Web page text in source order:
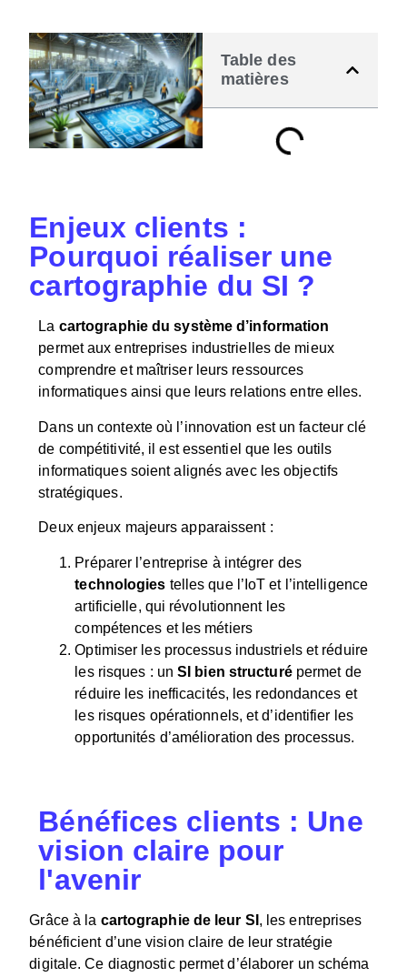
Table des
matières
Enjeux clients :
Pourquoi réaliser une
cartographie du SI ?
La cartographie du système d’information
permet aux entreprises industrielles de mieux
comprendre et maîtriser leurs ressources
informatiques ainsi que leurs relations entre elles.
Dans un contexte où l’innovation est un facteur clé
de compétitivité, il est essentiel que les outils
informatiques soient alignés avec les objectifs
stratégiques.
Deux enjeux majeurs apparaissent :
Préparer l’entreprise à intégrer des
technologies telles que l’IoT et l’intelligence
artificielle, qui révolutionnent les
compétences et les métiers
Optimiser les processus industriels et réduire
les risques : unSI bien structurépermet de
réduire les inefficacités, les redondances et
les risques opérationnels, et d’identifier les
opportunités d’amélioration des processus.
Bénéfices clients : Une
vision claire pour
l'avenir
Grâce à la cartographie de leur SI , les entreprises
bénéficient d’une vision claire de leur stratégie
digitale. Ce diagnostic permet d’élaborer un schéma